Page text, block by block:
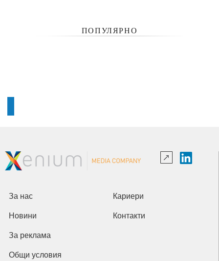
ПОПУЛЯРНО
За нас Кариери
Новини Контакти
За реклама
Общи условия